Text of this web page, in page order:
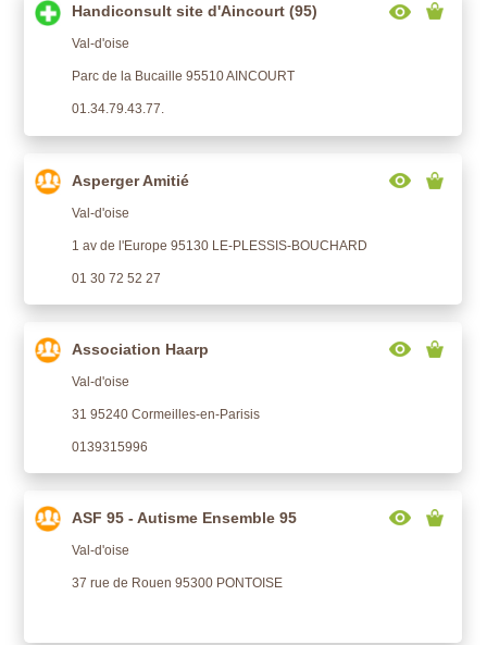
Handiconsult site d'Aincourt (95)
Val-d'oise
Parc de la Bucaille 95510 AINCOURT
01.34.79.43.77.
Asperger Amitié
Val-d'oise
1 av de l'Europe 95130 LE-PLESSIS-BOUCHARD
01 30 72 52 27
Association Haarp
Val-d'oise
31 95240 Cormeilles-en-Parisis
0139315996
ASF 95 - Autisme Ensemble 95
Val-d'oise
37 rue de Rouen 95300 PONTOISE